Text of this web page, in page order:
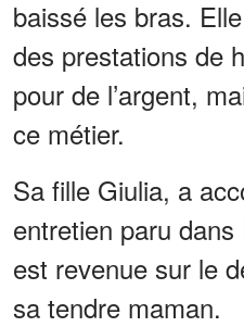
baissé les bras.
des prestations de
pour de l’argent,
ce métier.
Sa fille Giulia, a
entretien paru
est revenue sur le
sa tendre maman.